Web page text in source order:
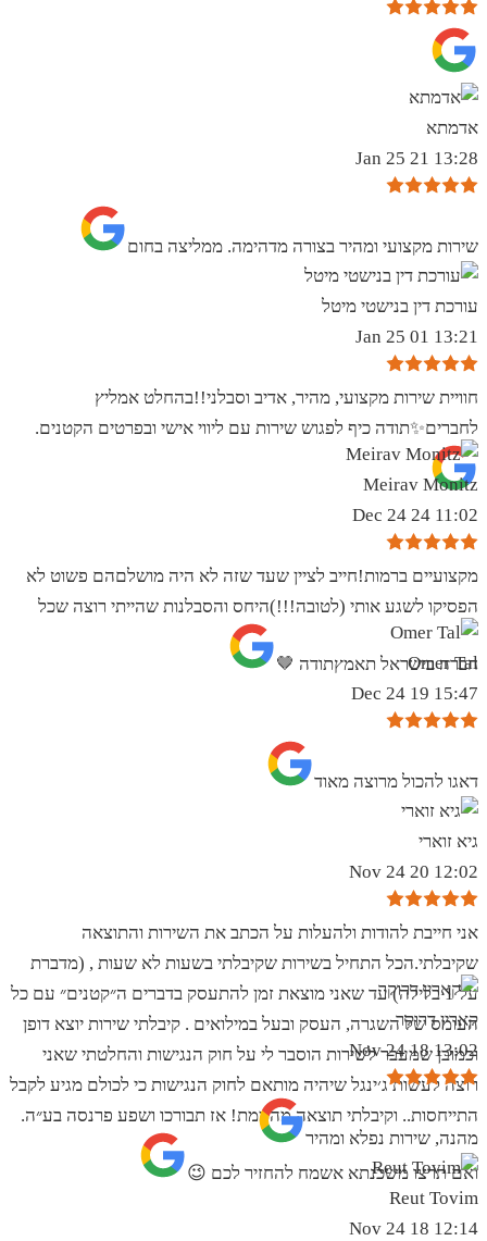
אדמתא
13:28 21 Jan 25
שירות מקצועי ומהיר בצורה מדהימה. ממליצה בחום
עורכת דין בנישטי מיטל
13:21 01 Jan 25
חוויית שירות מקצועי, מהיר, אדיב וסבלני!!בהחלט אמליץ
לחברים✨️תודה כיף לפגוש שירות עם ליווי אישי ובפרטים הקטנים.
Meirav Monitz
11:02 24 Dec 24
מקצועיים ברמות!חייב לציין שעד שזה לא היה מושלםהם פשוט לא
הפסיקו לשגע אותי (לטובה!!!)היחס והסבלנות שהייתי רוצה שכל
חברה בישראל תאמץתודה 🤎
Omer Tal
15:47 19 Dec 24
‏דאגו להכול מרוצה מאוד
גיא זוארי
12:02 20 Nov 24
אני חייבת להודות ולהעלות על הכתב את השירות והתוצאה
שקיבלתי.הכל התחיל בשירות שקיבלתי בשעות לא שעות , (מדברת
על 1 בלילה) עד שאני מוצאת זמן להתעסק בדברים ה״קטנים״ עם כל
העומס של השגרה, העסק ובעל במילואים . קיבלתי שירות יוצא דופן
וכמובן שמעבר לשירות הוסבר לי על חוק הנגישות והחלטתי שאני
רוצה לעשות ג׳ינגל שיהיה מותאם לחוק הנגישות כי לכולם מגיע לקבל
התייחסות.. וקיבלתי תוצאה מהממת! אז תבורכו ושפע פרנסה בע״ה.
ואם תרצו משכנתא אשמח להחזיר לכם 😉
קארין דרוקר
13:02 18 Nov 24
מהנה, שירות נפלא ומהיר
Reut Tovim
12:14 18 Nov 24